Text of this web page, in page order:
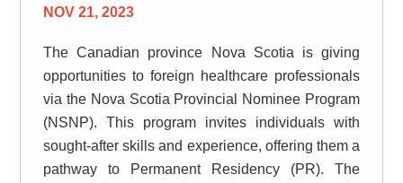
NOV 21, 2023
The Canadian province Nova Scotia is giving
opportunities to foreign healthcare professionals
via the Nova Scotia Provincial Nominee Program
(NSNP). This program invites individuals with
sought-after skills and experience, offering them a
pathway to Permanent Residency (PR). The